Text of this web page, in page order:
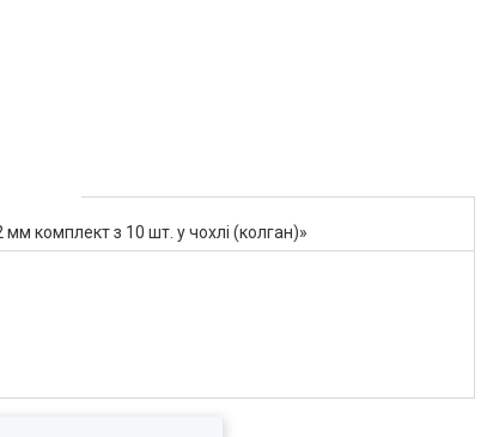
комплект з 10 шт. у чохлі (колган)»